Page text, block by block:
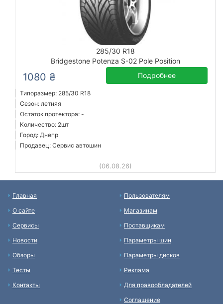
285/30 R18
Bridgestone Potenza S-02 Pole Position
1080 ₴ Подробнее
Типоразмер: 285/30 R18
Сезон: летняя
Остаток протектора: -
Количество: 2шт
Город: Днепр
Продавец: Сервис автошин
(06.08.26)
Главная
О сайте
Сервисы
Новости
Обзоры
Тесты
Контакты
Пользователям
Магазинам
Поставщикам
Параметры шин
Параметры дисков
Реклама
Для правообладателей
Соглашение